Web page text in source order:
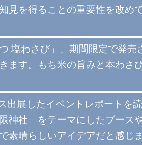
見を得ることの重要性を改め
塩わさび」、期間限定で発売
ます。もち米の旨みと本わさ
展したイベントレポートを読
神社」をテーマにしたブース
晴らしいアイデアだと感じま